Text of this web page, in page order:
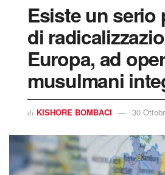
Esiste un serio
di
Europa, ad
musulmani
di KISHORE BOMBACI 30